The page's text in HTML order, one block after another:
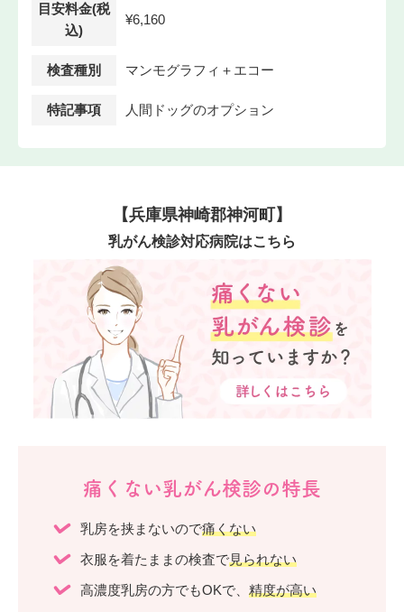
目安料金(税
込)
¥6,160
検査種別 マンモグラフィ＋エコー
特記事項 人間ドッグのオプション
【兵庫県神崎郡神河町】
乳がん検診対応病院はこちら
痛くない乳がん検診の特長
乳房を挟まないので痛くない
衣服を着たままの検査で見られない
高濃度乳房の方でもOKで、 精度が高い